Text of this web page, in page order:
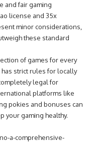
and fair gaming
license and 35x
minor considerations,
these standard
of games for every
strict rules for locally
legal for
platforms like
pokies and bonuses can
your gaming healthy.
a-comprehensive-